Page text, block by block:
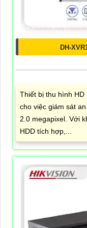
DH-
Thiết bị thu hình HD
cho việc giám sát
2.0 megapixel. Với
HDD tích hợp,...